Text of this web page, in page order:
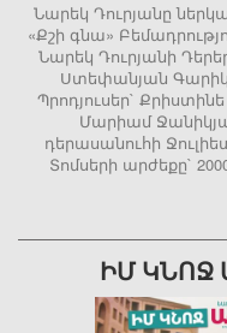
Նարեկ Դուրյանը
«Քշի գնա»
Նարեկ Դուրյանի
Ստեփանյան
Պրոդյուսեր`
Մարիամ
դերասանուհի
Տոմսերի արժեքը`
ԻՄ ԿՆՈՋ